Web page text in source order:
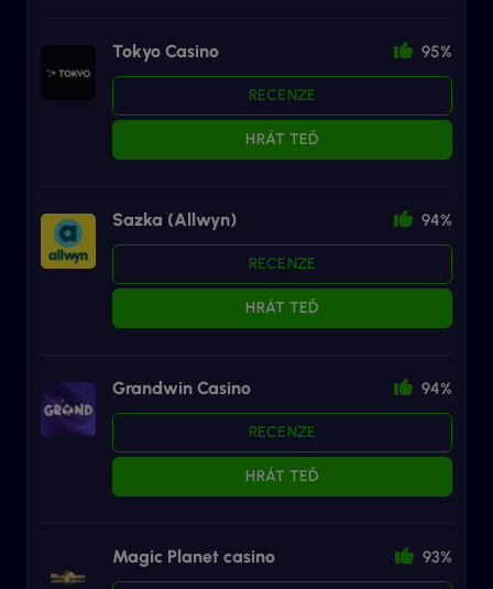
Tokyo Casino 95%
RECENZE
HRÁT TEĎ
Sazka (Allwyn) 94%
RECENZE
HRÁT TEĎ
Grandwin Casino 94%
RECENZE
HRÁT TEĎ
Magic Planet casino 93%